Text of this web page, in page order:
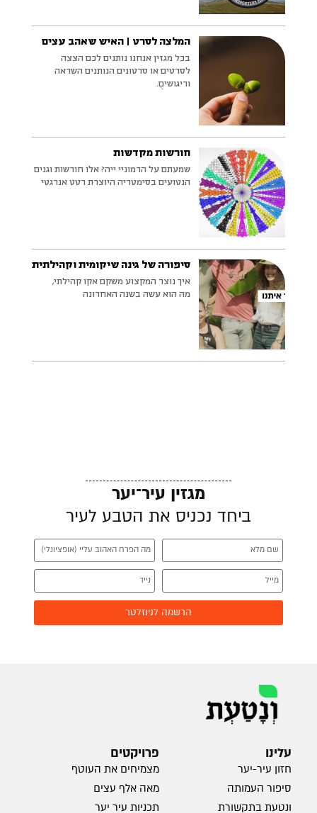
המלצה לסרט | האיש שאהב עצים
בכל מגזין אנחנו נותנים לכם הצצה
לסרטים או סרטונים הנותנים השראה
וריגושיםֻ.
חורשות מקדשות
שמעתם על הרמוניי ייה? אלו חורשות וגנים
הנטועים בסימטריה היוצרת רטט אנרגטי
סיפורה של גינה שיקומית וקהילתית
איך נוצר המקצוע משקם אקו קהילתי,
מה הוא עשה בשנה האחרונה
מגזין עיר־יער
ביחד נכניס את הטבע לעיר
הרשמה לניוזלטר
עלינו
חזון עיר-יער
סיפור העמותה
ונטעת בתקשורת
פרויקטים
מצמיחים את העוטף
מאה אלף עצים
תכניות עיר יער